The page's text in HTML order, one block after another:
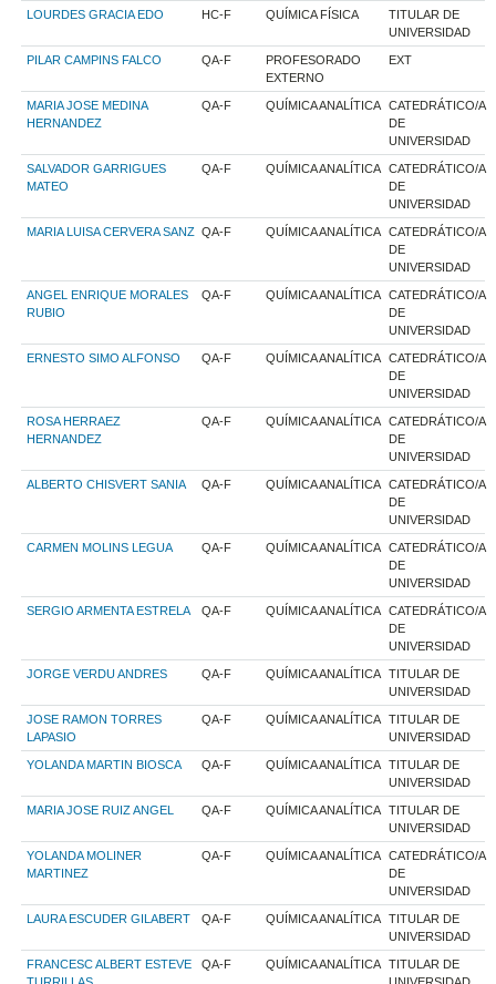
LOURDES GRACIA EDO HC-F QUÍMICA FÍSICA
TITULAR DE
UNIVERSIDAD
PILAR CAMPINS FALCO QA-F
PROFESORADO
EXTERNO
EXT
MARIA JOSE MEDINA
HERNANDEZ
QA-F QUÍMICA ANALÍTICA CATEDRÁTICO/A
DE
UNIVERSIDAD
SALVADOR GARRIGUES
MATEO
QA-F QUÍMICA ANALÍTICA CATEDRÁTICO/A
DE
UNIVERSIDAD
MARIA LUISA CERVERA SANZ QA-F QUÍMICA ANALÍTICA CATEDRÁTICO/A
DE
UNIVERSIDAD
ANGEL ENRIQUE MORALES
RUBIO
QA-F QUÍMICA ANALÍTICA CATEDRÁTICO/A
DE
UNIVERSIDAD
ERNESTO SIMO ALFONSO QA-F QUÍMICA ANALÍTICA CATEDRÁTICO/A
DE
UNIVERSIDAD
ROSA HERRAEZ
HERNANDEZ
QA-F QUÍMICA ANALÍTICA CATEDRÁTICO/A
DE
UNIVERSIDAD
ALBERTO CHISVERT SANIA QA-F QUÍMICA ANALÍTICA CATEDRÁTICO/A
DE
UNIVERSIDAD
CARMEN MOLINS LEGUA QA-F QUÍMICA ANALÍTICA CATEDRÁTICO/A
DE
UNIVERSIDAD
SERGIO ARMENTA ESTRELA QA-F QUÍMICA ANALÍTICA CATEDRÁTICO/A
DE
UNIVERSIDAD
JORGE VERDU ANDRES QA-F QUÍMICA ANALÍTICA TITULAR DE
UNIVERSIDAD
JOSE RAMON TORRES
LAPASIO
QA-F QUÍMICA ANALÍTICA TITULAR DE
UNIVERSIDAD
YOLANDA MARTIN BIOSCA QA-F QUÍMICA ANALÍTICA TITULAR DE
UNIVERSIDAD
MARIA JOSE RUIZ ANGEL QA-F QUÍMICA ANALÍTICA TITULAR DE
UNIVERSIDAD
YOLANDA MOLINER
MARTINEZ
QA-F QUÍMICA ANALÍTICA CATEDRÁTICO/A
DE
UNIVERSIDAD
LAURA ESCUDER GILABERT QA-F QUÍMICA ANALÍTICA TITULAR DE
UNIVERSIDAD
FRANCESC ALBERT ESTEVE
QA-F QUÍMICA ANALÍTICA TITULAR DE